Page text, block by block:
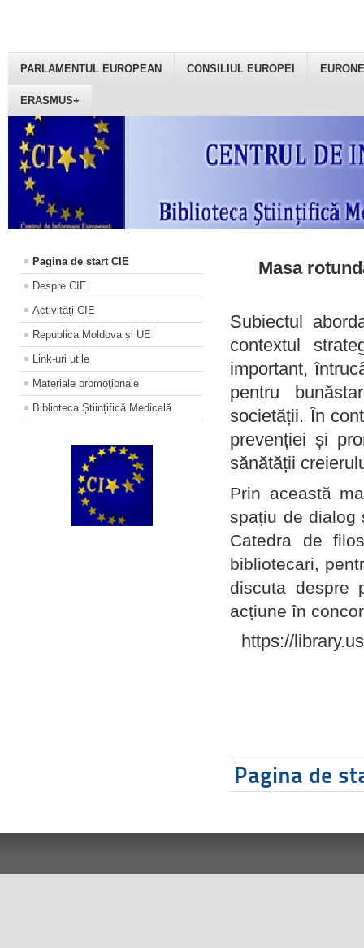
PARLAMENTUL EUROPEAN CONSILIUL EUROPEI
ERASMUS+
Pagina de start CIE
Despre CIE
Activități CIE
Republica Moldova și UE
Link-uri utile
Materiale promoţionale
Biblioteca Științifică Medicală
Masa
Subiectul
contextul
important,
pentru
societății. În
prevenției și
sănătății
Prin această
spațiu de dialog
Catedra de
bibliotecari,
discuta despre
acțiune în
https://
Pagina de